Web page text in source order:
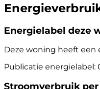
Energielabel deze
Deze woning heeft een
Publicatie energielabel:
Stroomverbruik